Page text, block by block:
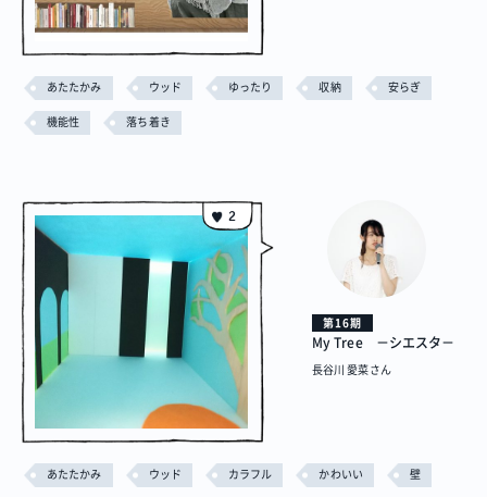
あたたかみ ウッド ゆったり 収納 安らぎ
機能性 落ち着き
2
第16期
My Tree －シエスタ－
長谷川 愛菜さん
あたたかみ ウッド カラフル かわいい 壁